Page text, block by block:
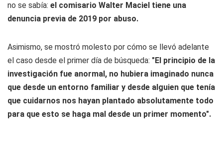
no se sabía: el comisario Walter Maciel tiene una
denuncia previa de 2019 por abuso.
Asimismo, se mostró molesto por cómo se llevó adelante
el caso desde el primer día de búsqueda: "El principio de la
investigación fue anormal, no hubiera imaginado nunca
que desde un entorno familiar y desde alguien que tenía
que cuidarnos nos hayan plantado absolutamente todo
para que esto se haga mal desde un primer momento".